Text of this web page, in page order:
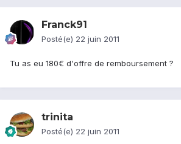
Franck91
Posté(e) 22 juin 2011
Tu as eu 180€ d'offre de remboursement ?
trinita
Posté(e) 22 juin 2011